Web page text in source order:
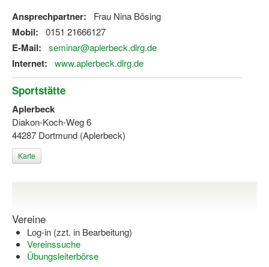
Wassergymnastik / Aqua-Step
Reha-Sportangebote in NRW suchen
Wir über uns "Leitbild"
Vorstand Sportjugend
Vereinsentwicklung – Zeig dein Profil
Kinder- und Jugendqualifizierung
Kinderschutz im Sport
Ansprechpartner: Frau Nina Bösing
Mobil: 0151 21666127
E-Mail: seminar@aplerbeck.dlrg.de
Internet: www.aplerbeck.dlrg.de
Sportstätte
Aplerbeck
Diakon-Koch-Weg 6
44287 Dortmund (Aplerbeck)
Karte
Vereine
Log-in (zzt. in Bearbeitung)
Vereinssuche
Übungsleiterbörse